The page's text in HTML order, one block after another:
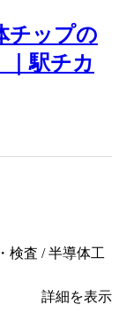
チップの
｜駅チカ
検査 / 半導体工
詳細を表示